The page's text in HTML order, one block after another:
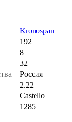
Kronospan
192
8
32
Россия
2.22
Castello
1285